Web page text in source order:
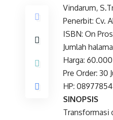
Vindarum,
Penerbit: Cv.
ISBN: On
Jumlah
Harga: 60.000
Pre Order: 30
HP:
SINOPSIS
Transformasi